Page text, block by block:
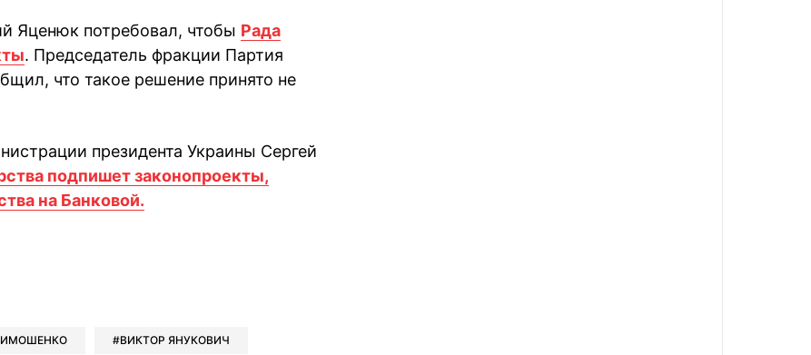
Яценюк потребовал, чтобы Рада
. Председатель фракции Партия
что такое решение принято не
президента Украины Сергей
подпишет законопроекты,
на Банковой.
в Messenger
в LinkedIn
ВИКТОР ЯНУКОВИЧ